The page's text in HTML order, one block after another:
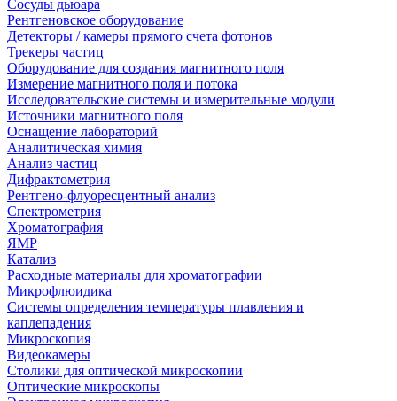
Сосуды дьюара
Рентгеновское оборудование
Детекторы / камеры прямого счета фотонов
Трекеры частиц
Оборудование для создания магнитного поля
Измерение магнитного поля и потока
Исследовательские системы и измерительные модули
Источники магнитного поля
Оснащение лабораторий
Аналитическая химия
Анализ частиц
Дифрактометрия
Рентгено-флуоресцентный анализ
Спектрометрия
Хроматография
ЯМР
Катализ
Расходные материалы для хроматографии
Микрофлюидика
Системы определения температуры плавления и
каплепадения
Микроскопия
Видеокамеры
Столики для оптической микроскопии
Оптические микроскопы